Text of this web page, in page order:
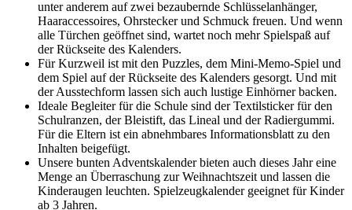
unter anderem auf zwei bezaubernde Schlüsselanhänger,
Haaraccessoires, Ohrstecker und Schmuck freuen. Und wenn
alle Türchen geöffnet sind, wartet noch mehr Spielspaß auf
der Rückseite des Kalenders.
Für Kurzweil ist mit den Puzzles, dem Mini-Memo-Spiel und
dem Spiel auf der Rückseite des Kalenders gesorgt. Und mit
der Ausstechform lassen sich auch lustige Einhörner backen.
Ideale Begleiter für die Schule sind der Textilsticker für den
Schulranzen, der Bleistift, das Lineal und der Radiergummi.
Für die Eltern ist ein abnehmbares Informationsblatt zu den
Inhalten beigefügt.
Unsere bunten Adventskalender bieten auch dieses Jahr eine
Menge an Überraschung zur Weihnachtszeit und lassen die
Kinderaugen leuchten. Spielzeugkalender geeignet für Kinder
ab 3 Jahren.